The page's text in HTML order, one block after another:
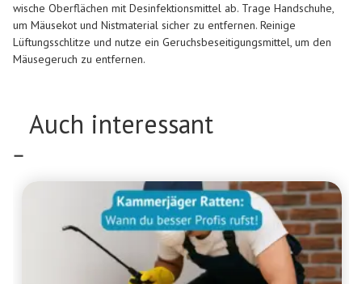
wische Oberflächen mit Desinfektionsmittel ab. Trage Handschuhe,
um Mäusekot und Nistmaterial sicher zu entfernen. Reinige
Lüftungsschlitze und nutze ein Geruchsbeseitigungsmittel, um den
Mäusegeruch zu entfernen.
Auch interessant